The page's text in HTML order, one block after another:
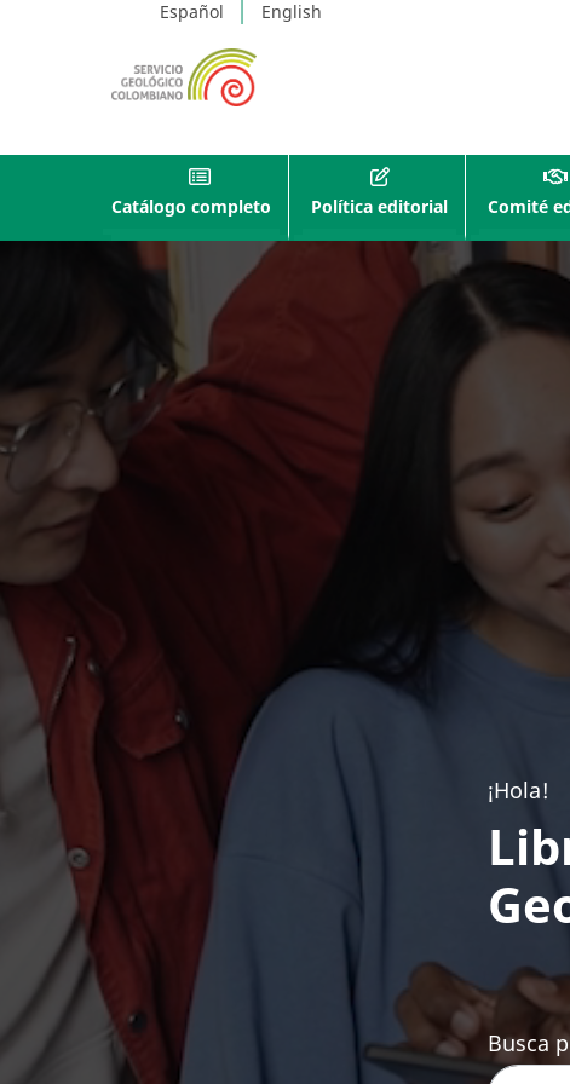
Español English
Catálogo completo Política editorial Comité
¡Hola!
Busca